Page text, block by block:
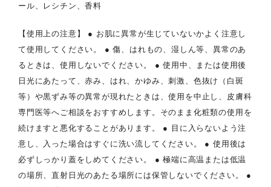
ール、レシチン、香料
【使用上の注意】 ● お肌に異常が生じていないかよく注意し
て使用してください。 ● 傷、はれもの、湿しん等、異常のあ
るときは、使用しないでください。 ● 使用中、または使用後
日光にあたって、赤み、はれ、かゆみ、刺激、色抜け（白斑
等）や黒ずみ等の異常が現れたときは、使用を中止し、皮膚科
専門医等へご相談をおすすめします。そのまま化粧類の使用を
続けますと悪化することがあります。 ● 目に入らないよう注
意し、入った場合はすぐに洗い流してください。 ● 使用後は
必ずしっかり蓋をしめてください。 ● 極端に高温または低温
の場所、直射日光のあたる場所には保管しないでください。 ●